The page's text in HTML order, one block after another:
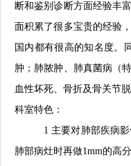
断和鉴别诊断方面经验丰
面积累了很多宝贵的经验
国内都有很高的知名度。
肿；肺脓肿、肺真菌病（
血性坏死、骨折及骨关节
科室特色：
1 主要对肺部疾病影像
肺部病灶时再做1mm的高